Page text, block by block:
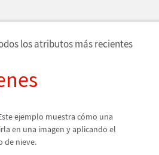
los atributos más recientes
ejemplo muestra cómo una
en una imagen y aplicando el
de nieve.